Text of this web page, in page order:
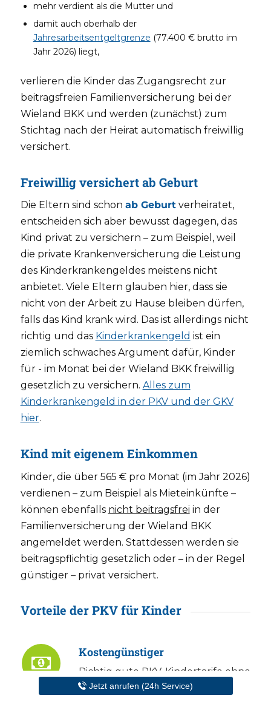
mehr verdient als die Mutter und
damit auch oberhalb der
Jahresarbeitsentgeltgrenze (77.400 € brutto im
Jahr 2026) liegt,
verlieren die Kinder das Zugangsrecht zur
beitragsfreien Familienversicherung bei der
Wieland BKK und werden (zunächst) zum
Stichtag nach der Heirat automatisch freiwillig
versichert.
Freiwillig versichert ab Geburt
Die Eltern sind schon ab Geburtverheiratet,
entscheiden sich aber bewusst dagegen, das
Kind privat zu versichern – zum Beispiel, weil
die private Krankenversicherung die Leistung
des Kinderkrankengeldes meistens nicht
anbietet. Viele Eltern glauben hier, dass sie
nicht von der Arbeit zu Hause bleiben dürfen,
falls das Kind krank wird. Das ist allerdings nicht
richtig und das Kinderkrankengeld ist ein
ziemlich schwaches Argument dafür, Kinder
für - im Monat bei der Wieland BKK freiwillig
gesetzlich zu versichern. Alles zum
Kinderkrankengeld in der PKV und der GKV
hier.
Kind mit eigenem Einkommen
Kinder, die über 565 € pro Monat (im Jahr 2026)
verdienen – zum Beispiel als Mieteinkünfte –
können ebenfalls nicht beitragsfrei in der
Familienversicherung der Wieland BKK
angemeldet werden. Stattdessen werden sie
beitragspflichtig gesetzlich oder – in der Regel
günstiger – privat versichert.
Vorteile der PKV für Kinder
Kostengünstiger
Richtig gute PKV-Kindertarife ohne
Selbstbehalt gibt es für knapp 180
Jetzt anrufen (24h Service)